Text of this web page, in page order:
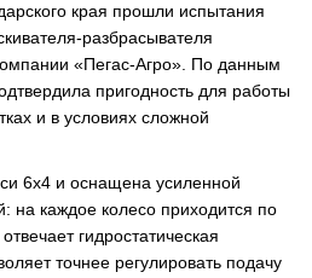
края прошли испытания
разбрасывателя
«Пегас-Агро». По данным
пригодность для работы
и в условиях сложной
6х4 и оснащена усиленной
на каждое колесо приходится по
гидростатическая
точнее регулировать подачу